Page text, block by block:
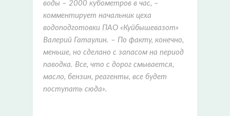
воды – 2000 кубометров в час, –
комментирует начальник цеха
водоподготовки ПАО «Куйбышевазот»
Валерий Гатаулин. – По факту, конечно,
меньше, но сделано с запасом на период
паводка. Все, что с дорог смывается,
масло, бензин, реагенты, все будет
поступать сюда».